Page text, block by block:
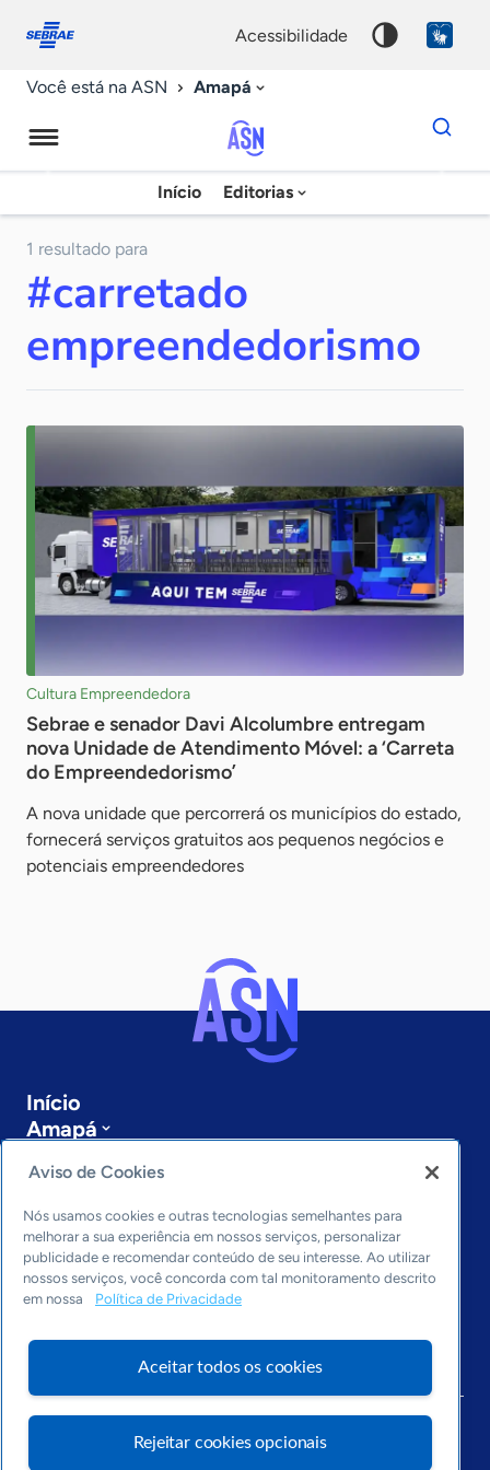
conosco
acessibilidade
Você está na ASN Amapá
Agência
Sebrae
Notícias
Início Editorias
Dados
para
chave
1 resultado para
#carretado
empreendedorismo
Cultura Empreendedora
Sebrae e senador Davi Alcolumbre entregam
nova Unidade de Atendimento Móvel: a ‘Carreta
do Empreendedorismo’
A nova unidade que percorrerá os municípios do estado,
fornecerá serviços gratuitos aos pequenos negócios e
potenciais empreendedores
Início
Amapá
Últimas notícias
Entre em contato
Editorias
Economia & Política
Inovação & Tecnologia
Aviso de Cookies
Nós usamos cookies e outras tecnologias semelhantes para
melhorar a sua experiência em nossos serviços, personalizar
publicidade e recomendar conteúdo de seu interesse. Ao utilizar
nossos serviços, você concorda com tal monitoramento descrito
em nossa
Política de Privacidade
Aceitar todos os cookies
Rejeitar cookies opcionais